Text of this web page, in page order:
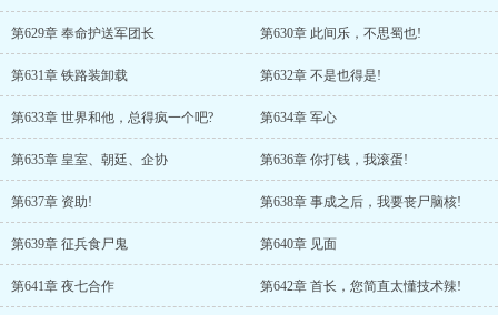
第629章 奉命护送军团长 第630章 此间乐，不思蜀也!
第631章 铁路装卸载 第632章 不是也得是!
第633章 世界和他，总得疯一个吧? 第634章 军心
第635章 皇室、朝廷、企协 第636章 你打钱，我滚蛋!
第637章 资助! 第638章 事成之后，我要丧尸脑核!
第639章 征兵食尸鬼 第640章 见面
第641章 夜七合作 第642章 首长，您简直太懂技术辣!